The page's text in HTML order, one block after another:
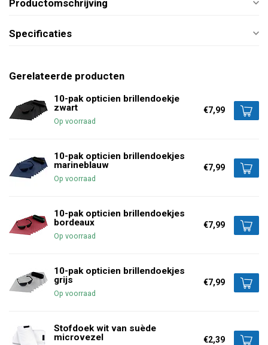
Productomschrijving
Specificaties
Gerelateerde producten
10-pak opticien brillendoekje
zwart
Op voorraad
€7,99
10-pak opticien brillendoekjes
marineblauw
Op voorraad
€7,99
10-pak opticien brillendoekjes
bordeaux
Op voorraad
€7,99
10-pak opticien brillendoekjes
grijs
Op voorraad
€7,99
Stofdoek wit van suède
microvezel
€2,39